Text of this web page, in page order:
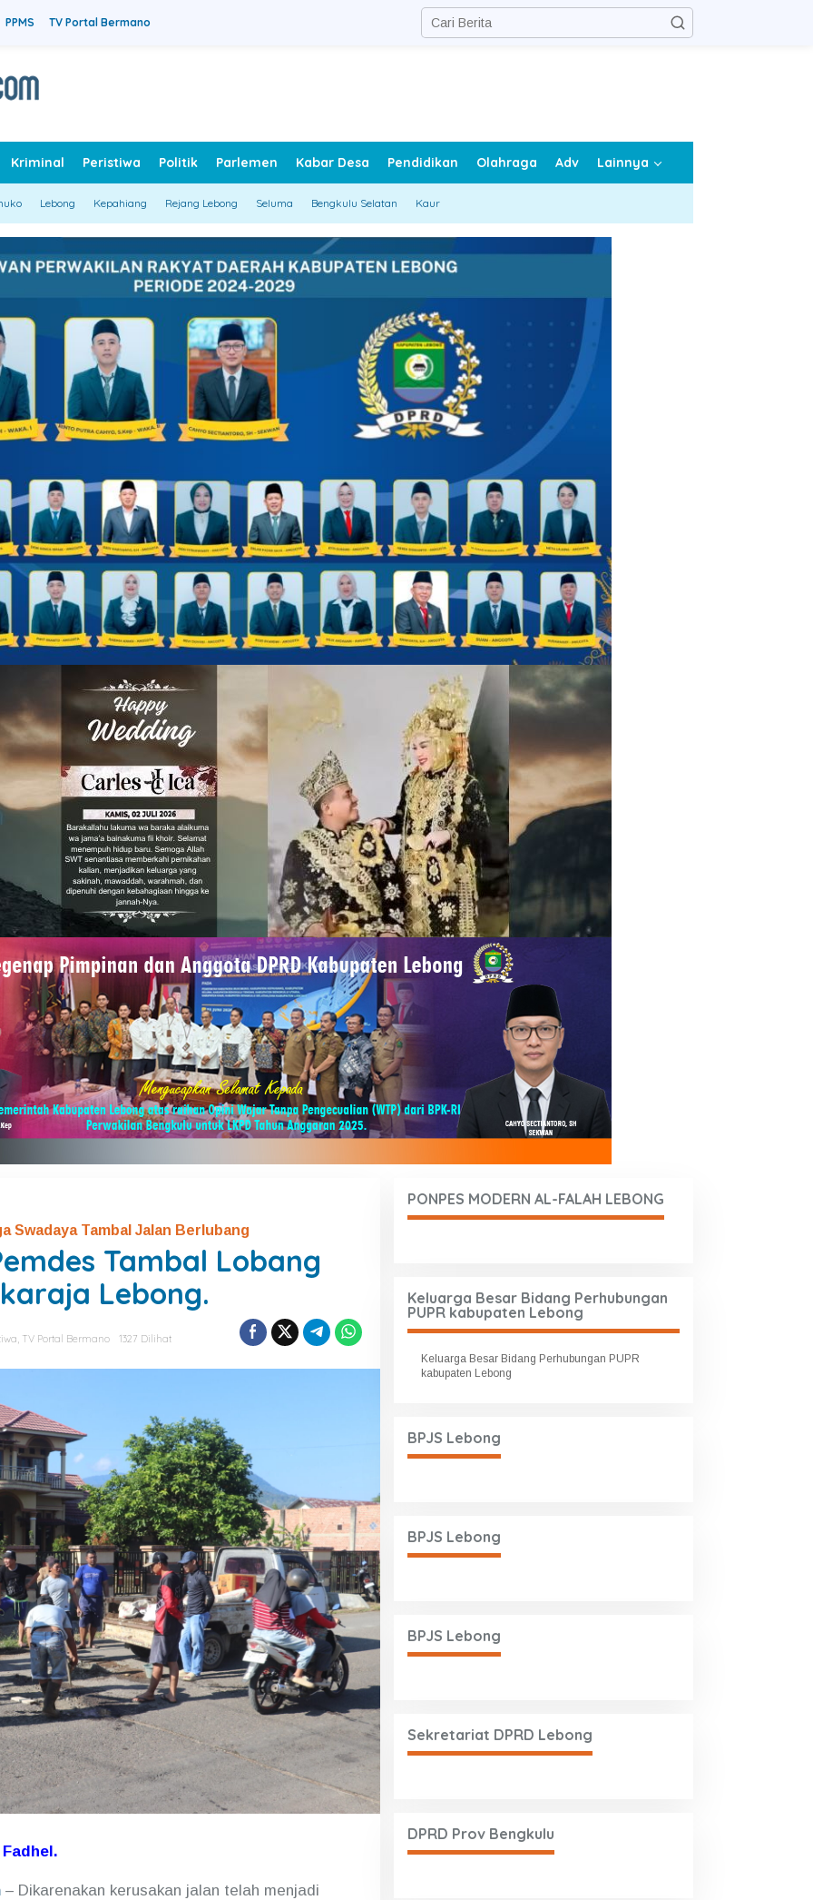
PPMS TV Portal Bermano
Kriminal Peristiwa Politik Parlemen Kabar Desa Pendidikan Olahraga Adv Lainnya
Lebong Kepahiang Rejang Lebong Seluma Bengkulu Selatan Kaur
Swadaya Tambal Jalan Berlubang
Tambal Lobang
Lebong.
, TV Portal Bermano 1327 Dilihat
– Dikarenakan kerusakan jalan telah menjadi
PONPES MODERN AL-FALAH LEBONG
Keluarga Besar Bidang Perhubungan
PUPR kabupaten Lebong
Keluarga Besar Bidang Perhubungan PUPR
kabupaten Lebong
BPJS Lebong
BPJS Lebong
BPJS Lebong
Sekretariat DPRD Lebong
DPRD Prov Bengkulu